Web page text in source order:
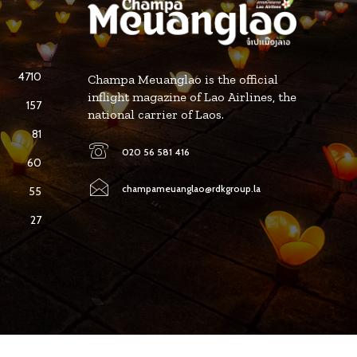
4710
157
81
60
55
27
Champa Meuanglao is the official
inflight magazine of Lao Airlines, the
national carrier of Laos.
020 56 581 416
champameuanglao@rdkgroup.la